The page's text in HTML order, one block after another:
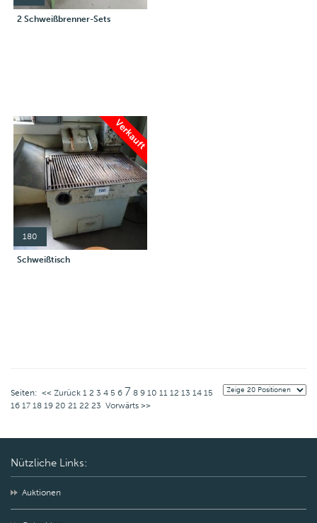
2 Schweißbrenner-Sets
Verkauft
180
Schweißtisch
Seiten: << Zurück 1 2 3 4 5 6 7 8 9 10 11 12 13 14 15
16 17 18 19 20 21 22 23 Vorwärts >>
Nützliche Links:
Auktionen